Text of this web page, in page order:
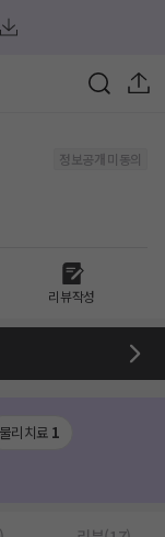
정보공개 미동의
리뷰작성
물리치료 1